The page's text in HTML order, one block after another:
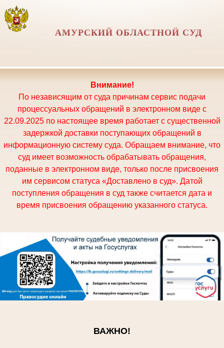
АМУРСКИЙ ОБЛАСТНОЙ СУД
Внимание!
По независящим от суда причинам сервис подачи
процессуальных обращений в электронном виде с
22.09.2025 по настоящее время работает с существенной
задержкой доставки поступающих обращений в
информационную систему суда. Обращаем внимание, что
суд имеет возможность обрабатывать обращения,
поданные в электронном виде, только после присвоения
им сервисом статуса «Доставлено в суд». Датой
поступления обращения в суд также считается дата и
время присвоения обращению указанного статуса.
ВАЖНО!